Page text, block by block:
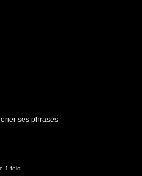
ses phrases
1 fois